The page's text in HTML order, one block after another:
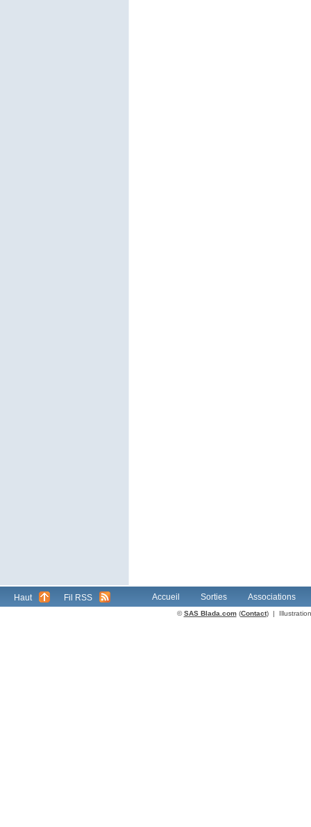
Haut Fil RSS Accueil Sorties Associations
©SAS Blada.com(Contact) |